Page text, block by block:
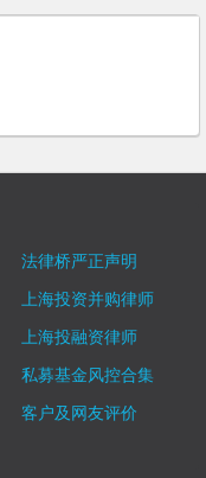
法律桥严正声明
上海投资并购律师
上海投融资律师
私募基金风控合集
客户及网友评价